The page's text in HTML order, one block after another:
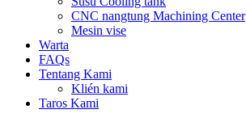
CNC nangtung Machining Center
Mesin vise
Warta
FAQs
Tentang Kami
Klién kami
Taros Kami